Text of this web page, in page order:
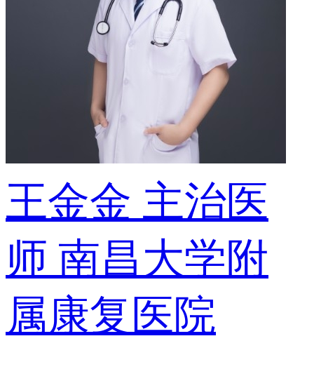
王金金 主治医
师 南昌大学附
属康复医院